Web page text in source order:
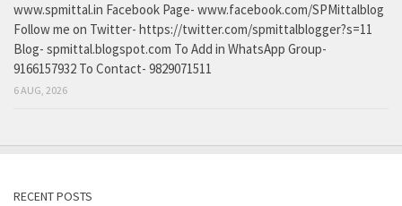
www.spmittal.in Facebook Page- www.facebook.com/SPMittalblog
Follow me on Twitter- https://twitter.com/spmittalblogger?s=11
Blog- spmittal.blogspot.com To Add in WhatsApp Group-
9166157932 To Contact- 9829071511
6 AUG, 2026
RECENT POSTS